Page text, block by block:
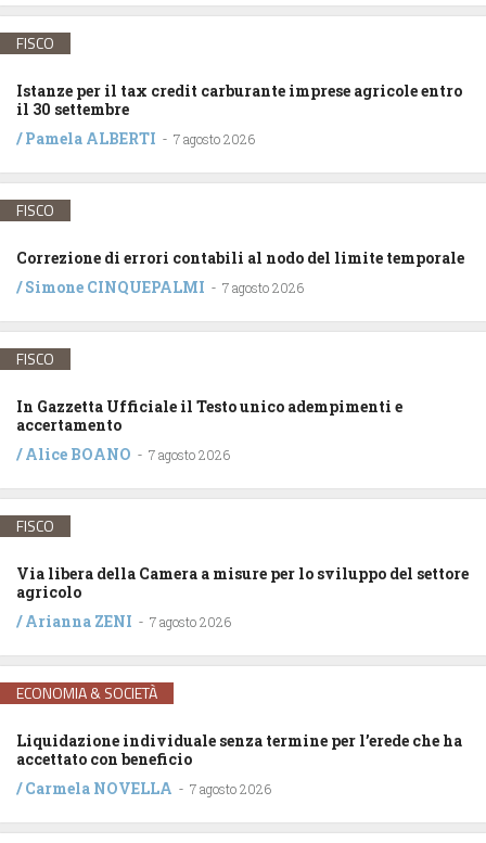
FISCO
Istanze per il tax credit carburante imprese agricole entro
il 30 settembre
/Pamela ALBERTI - 7 agosto 2026
FISCO
Correzione di errori contabili al nodo del limite temporale
/Simone CINQUEPALMI - 7 agosto 2026
FISCO
In Gazzetta Ufficiale il Testo unico adempimenti e
accertamento
/Alice BOANO - 7 agosto 2026
FISCO
Via libera della Camera a misure per lo sviluppo del settore
agricolo
/Arianna ZENI - 7 agosto 2026
ECONOMIA & SOCIETÀ
Liquidazione individuale senza termine per l’erede che ha
accettato con beneficio
/Carmela NOVELLA - 7 agosto 2026